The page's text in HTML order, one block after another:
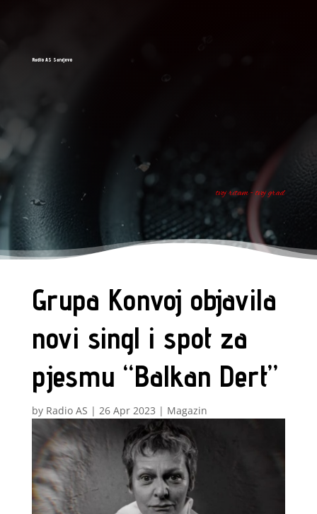
Radio AS Sarajevo
tvoj ritam - tvoj grad
Grupa Konvoj objavila
novi singl i spot za
pjesmu “Balkan Dert”
by Radio AS | 26 Apr 2023 | Magazin